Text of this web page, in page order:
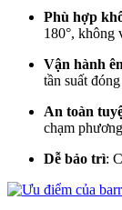
Phù hợp
180°, không
Vận hành
tần suất
An toàn
chạm
Dễ bảo trì: